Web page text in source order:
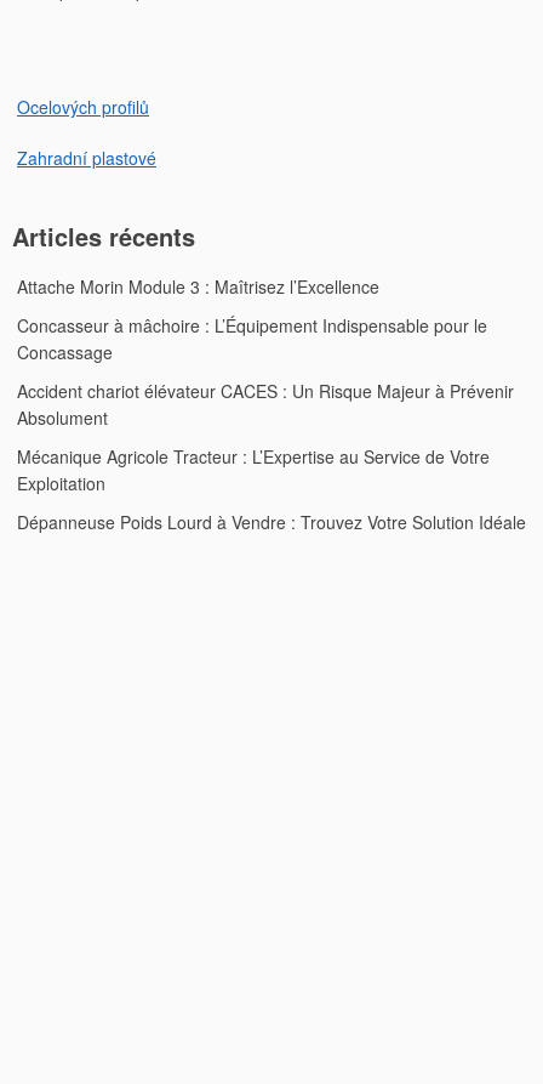
Ocelových profilů
Zahradní plastové
Articles récents
Attache Morin Module 3 : Maîtrisez l’Excellence
Concasseur à mâchoire : L’Équipement Indispensable pour le
Concassage
Accident chariot élévateur CACES : Un Risque Majeur à Prévenir
Absolument
Mécanique Agricole Tracteur : L’Expertise au Service de Votre
Exploitation
Dépanneuse Poids Lourd à Vendre : Trouvez Votre Solution Idéale